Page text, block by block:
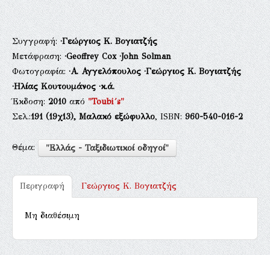
Συγγραφή:·Γεώργιος Κ. Βογιατζής
Μετάφραση:·Geoffrey Cox·John Solman
Φωτογραφία:·Α. Αγγελόπουλος·Γεώργιος Κ. Βογιατζής
·Ηλίας Κουτουμάνος·κ.ά.
Έκδοση:2010από"Toubi´s"
Σελ.:191(19χ13), Μαλακό εξώφυλλο, ISBN:960-540-016-2
Θέμα: "Ελλάς - Ταξιδιωτικοί οδηγοί"
Περιγραφή Γεώργιος Κ. Βογιατζής
Μη διαθέσιμη